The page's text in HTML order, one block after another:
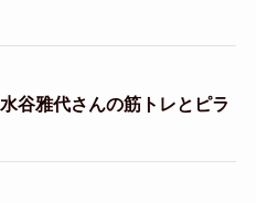
谷雅代さんの筋トレとピラ